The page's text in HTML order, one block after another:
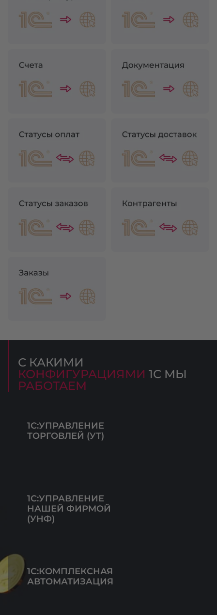
С КАКИМИ
КОНФИГУРАЦИЯМИ 1С МЫ
РАБОТАЕМ
1С:УПРАВЛЕНИЕ
ТОРГОВЛЕЙ (УТ)
1С:УПРАВЛЕНИЕ
НАШЕЙ ФИРМОЙ
(УНФ)
1С:КОМПЛЕКСНАЯ
АВТОМАТИЗАЦИЯ